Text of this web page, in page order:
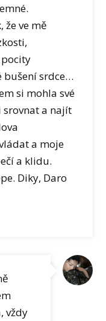
že ve mě
bušení srdce…
si mohla své
a najít
a moje
a klidu.
Diky, Daro
vždy